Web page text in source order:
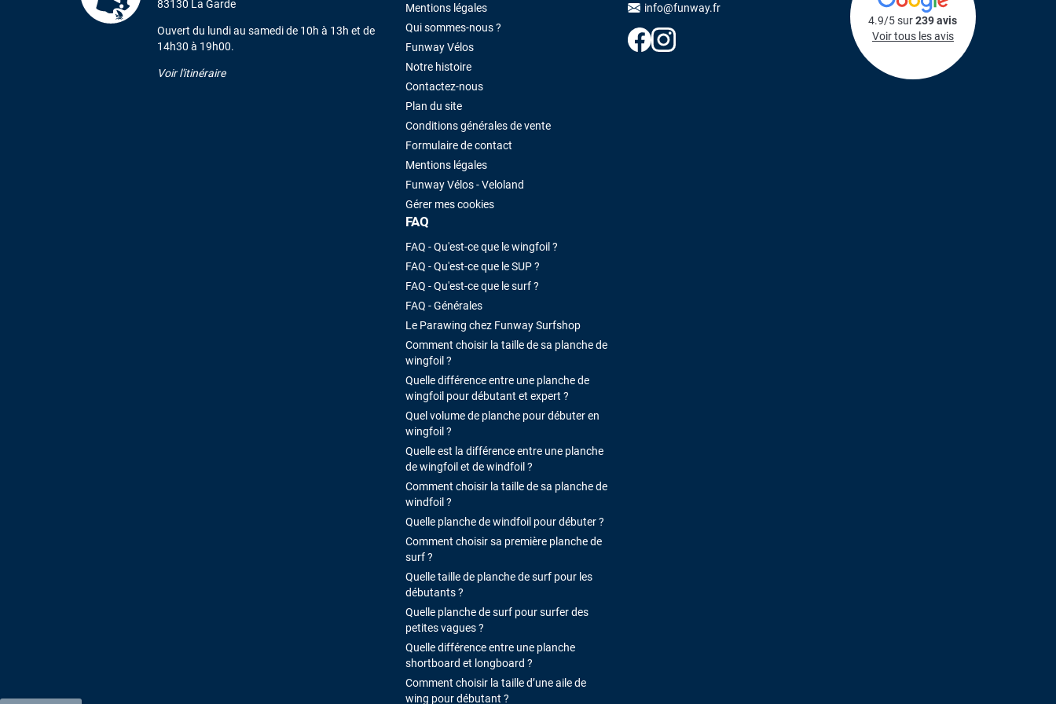
83130 La Garde
Ouvert du lundi au samedi de 10h à 13h et de
14h30 à 19h00.
Voir l'itinéraire
Mentions légales
Qui sommes-nous ?
Funway Vélos
Notre histoire
Contactez-nous
Plan du site
Conditions générales de vente
Formulaire de contact
Mentions légales
Funway Vélos - Veloland
Gérer mes cookies
FAQ
FAQ - Qu'est-ce que le wingfoil ?
FAQ - Qu'est-ce que le SUP ?
FAQ - Qu'est-ce que le surf ?
FAQ - Générales
Le Parawing chez Funway Surfshop
Comment choisir la taille de sa planche de
wingfoil ?
Quelle différence entre une planche de
wingfoil pour débutant et expert ?
Quel volume de planche pour débuter en
wingfoil ?
Quelle est la différence entre une planche
de wingfoil et de windfoil ?
Comment choisir la taille de sa planche de
windfoil ?
Quelle planche de windfoil pour débuter ?
Comment choisir sa première planche de
surf ?
Quelle taille de planche de surf pour les
débutants ?
Quelle planche de surf pour surfer des
petites vagues ?
Quelle différence entre une planche
shortboard et longboard ?
Comment choisir la taille d’une aile de
wing pour débutant ?
info@funway.fr
4.9/5 sur239 avis
Voir tous les avis
Maronui RICHMOND
il y a 3 mois
J'ai acheté une voile d'occasion depuis Tahiti. Super service. L'envoi a
été rapide. La voile est arrivée en super état. Mauruuru roa.
VOIR TOUS LES AVIS